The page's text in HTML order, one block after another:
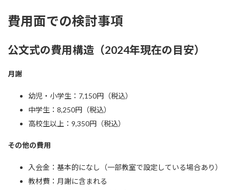
費用面での検討事項
公文式の費用構造（2024年現在の目安）
月謝
幼児・小学生：7,150円（税込）
中学生：8,250円（税込）
高校生以上：9,350円（税込）
その他の費用
入会金：基本的になし（一部教室で設定している場合あり）
教材費：月謝に含まれる